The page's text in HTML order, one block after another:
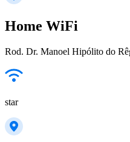
Home WiFi
Rod. Dr. Manoel Hipólito do
star